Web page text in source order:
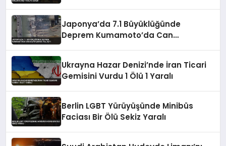
Japonya’da 7.1 Büyüklüğünde
Deprem Kumamoto’da Can
Ukrayna Hazar Denizi’nde İran Ticari
Gemisini Vurdu 1 Ölü 1 Yaralı
Berlin LGBT Yürüyüşünde Minibüs
Faciası Bir Ölü Sekiz Yaralı